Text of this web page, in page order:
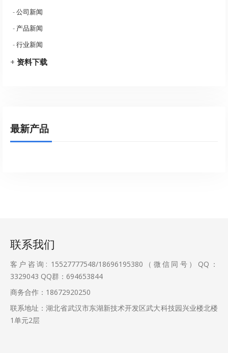
-公司新闻
- 产品新闻
-行业新闻
+ 资料下载
最新产品
联系我们
客户咨询: 15527777548/18696195380（微信同号）QQ：
3329043 QQ群：694653844
商务合作：18672920250
联系地址：湖北省武汉市东湖新技术开发区武大科技园兴业楼北楼
1单元2层